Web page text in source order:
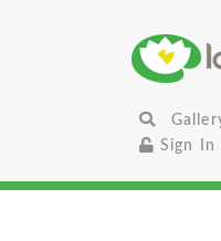
Sign In